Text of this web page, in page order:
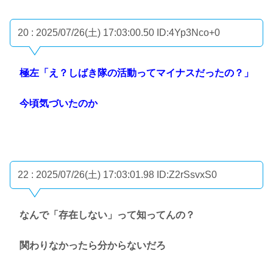
20 : 2025/07/26(土) 17:03:00.50 ID:4Yp3Nco+0
極左「え？しばき隊の活動ってマイナスだったの？」
今頃気づいたのか
22 : 2025/07/26(土) 17:03:01.98 ID:Z2rSsvxS0
なんで「存在しない」って知ってんの？
関わりなかったら分からないだろ